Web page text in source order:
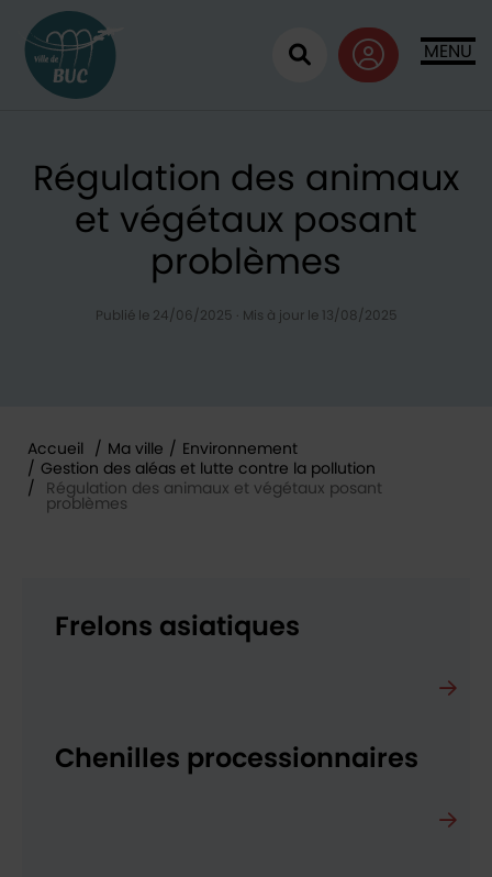
MENU
Ouvrir la
Régulation des animaux
et végétaux posant
problèmes
Publié le 24/06/2025 · Mis à jour le 13/08/2025
Vous êtes ici :
Accueil / Ma ville /
Environnement
/ Gestion des aléas et lutte contre la pollution
/
Régulation des animaux et végétaux posant
problèmes
Frelons asiatiques
Chenilles processionnaires